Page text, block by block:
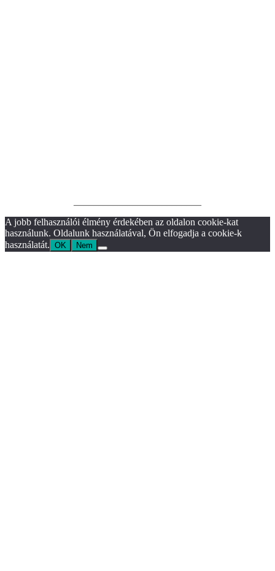
A jobb felhasználói élmény érdekében az oldalon cookie-kat
használunk. Oldalunk használatával, Ön elfogadja a cookie-k
használatát. OK Nem